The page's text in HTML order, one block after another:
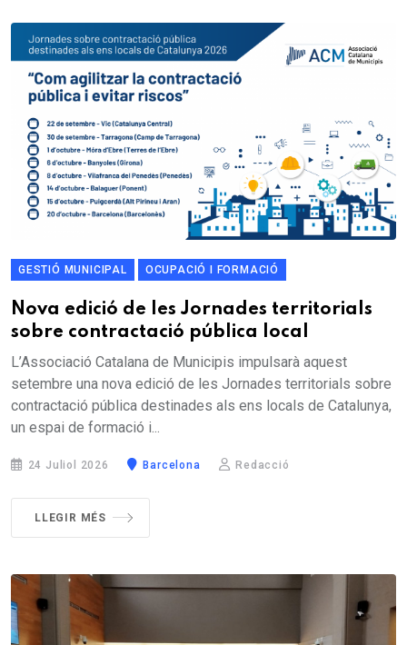
GESTIÓ MUNICIPAL OCUPACIÓ I FORMACIÓ
Nova edició de les Jornades territorials
sobre contractació pública local
L’Associació Catalana de Municipis impulsarà aquest
setembre una nova edició de les Jornades territorials sobre
contractació pública destinades als ens locals de Catalunya,
un espai de formació i...
24 Juliol 2026 Barcelona Redacció
LLEGIR MÉS